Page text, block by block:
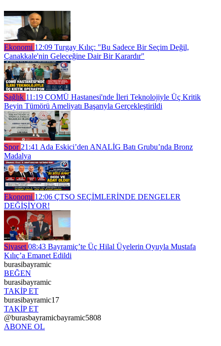
Ekonomi 12:09 Turgay Kılıç: "Bu Sadece Bir Seçim Değil,
Çanakkale'nin Geleceğine Dair Bir Karardır"
Sağlık 11:19 ÇOMÜ Hastanesi'nde İleri Teknolojiyle Üç Kritik
Beyin Tümörü Ameliyatı Başarıyla Gerçekleştirildi
Spor 21:41 Ada Eskici’den ANALİG Batı Grubu’nda Bronz
Madalya
Ekonomi 12:06 ÇTSO SEÇİMLERİNDE DENGELER
DEĞİŞİYOR!
Siyaset 08:43 Bayramiç’te Üç Hilal Üyelerin Oyuyla Mustafa
Kılıç’a Emanet Edildi
burasibayramic
BEĞEN
burasibayramic
TAKİP ET
burasibayramic17
TAKİP ET
@burasbayramicbayramic5808
ABONE OL